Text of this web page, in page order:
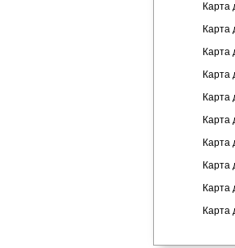
Карта
Карта
Карта
Карта
Карта
Карта
Карта
Карта
Карта
Карта